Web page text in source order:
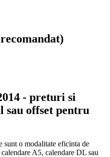
- preturi si
sau offset pentru
sunt o modalitate eficinta de
A5, calendare DL sau